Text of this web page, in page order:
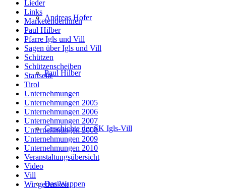
Andreas Hofer
Paul Hilber
Geschichte der SK Igls-Vill
Das Wappen
Lieder
Links
Marketenderinnen
Paul Hilber
Pfarre Igls und Vill
Sagen über Igls und Vill
Schützen
Schützenscheiben
Startseite
Tirol
Unternehmungen
Unternehmungen 2005
Unternehmungen 2006
Unternehmungen 2007
Unternehmungen 2008
Unternehmungen 2009
Unternehmungen 2010
Veranstaltungsübersicht
Video
Vill
Wir gedenken